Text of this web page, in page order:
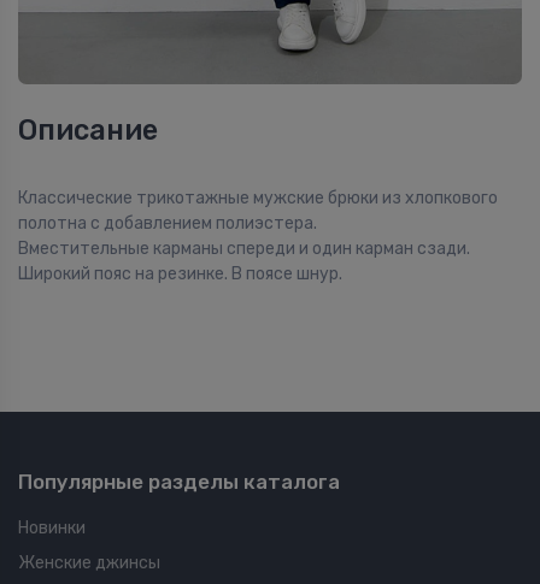
Описание
Классические трикотажные мужские брюки из хлопкового
полотна с добавлением полиэстера.
Вместительные карманы спереди и один карман сзади.
Широкий пояс на резинке. В поясе шнур.
Популярные разделы каталога
Новинки
Женские джинсы